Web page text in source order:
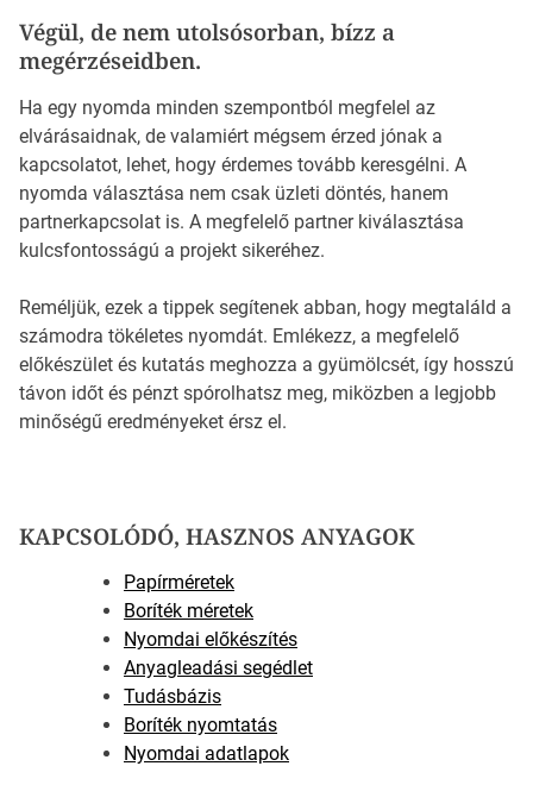
Végül, de nem utolsósorban, bízz a
megérzéseidben.
Ha egy nyomda minden szempontból megfelel az
elvárásaidnak, de valamiért mégsem érzed jónak a
kapcsolatot, lehet, hogy érdemes tovább keresgélni. A
nyomda választása nem csak üzleti döntés, hanem
partnerkapcsolat is. A megfelelő partner kiválasztása
kulcsfontosságú a projekt sikeréhez.
Reméljük, ezek a tippek segítenek abban, hogy megtaláld a
számodra tökéletes nyomdát. Emlékezz, a megfelelő
előkészület és kutatás meghozza a gyümölcsét, így hosszú
távon időt és pénzt spórolhatsz meg, miközben a legjobb
minőségű eredményeket érsz el.
KAPCSOLÓDÓ, HASZNOS ANYAGOK
Papírméretek
Boríték méretek
Nyomdai előkészítés
Anyagleadási segédlet
Tudásbázis
Boríték nyomtatás
Nyomdai adatlapok